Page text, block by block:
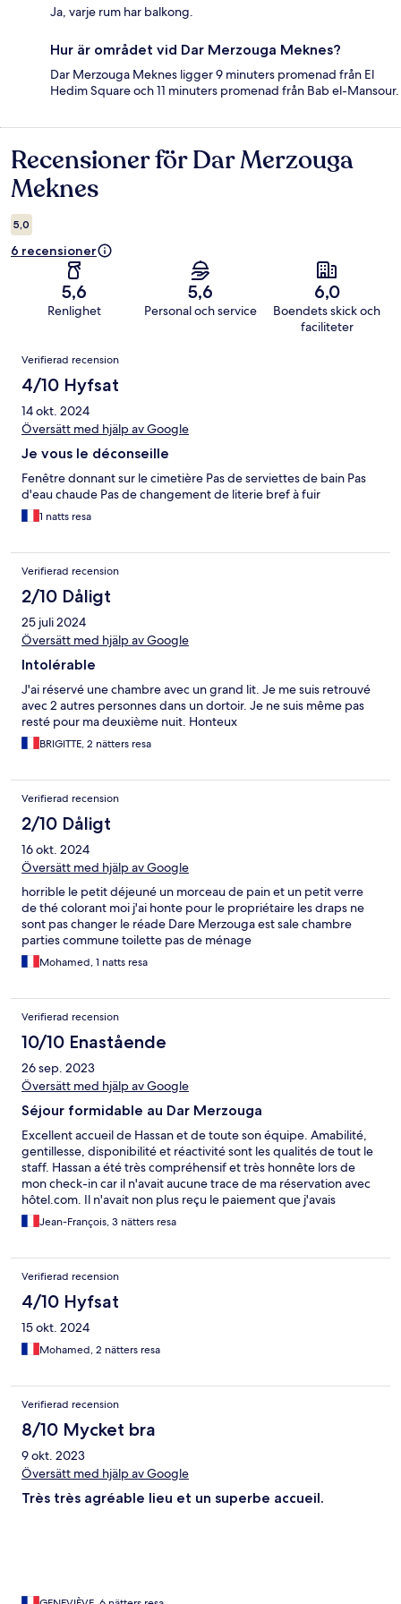
Ja, varje rum har balkong.
Hur är området vid Dar Merzouga Meknes?
Dar Merzouga Meknes ligger 9 minuters promenad från El
Hedim Square och 11 minuters promenad från Bab el-Mansour.
Recensioner
Recensioner för Dar Merzouga
Meknes
5,0
6 recensioner
5,6
Renlighet
5,6
Personal och service
6,0
Boendets skick och
faciliteter
Recensioner
Verifierad recension
4/10 Hyfsat
14 okt. 2024
Översätt med hjälp av Google
Je vous le déconseille
Fenêtre donnant sur le cimetière Pas de serviettes de bain Pas
d'eau chaude Pas de changement de literie bref à fuir
1 natts resa
Verifierad recension
2/10 Dåligt
25 juli 2024
Översätt med hjälp av Google
Intolérable
J'ai réservé une chambre avec un grand lit. Je me suis retrouvé
avec 2 autres personnes dans un dortoir. Je ne suis même pas
resté pour ma deuxième nuit. Honteux
BRIGITTE, 2 nätters resa
Verifierad recension
2/10 Dåligt
16 okt. 2024
Översätt med hjälp av Google
horrible le petit déjeuné un morceau de pain et un petit verre
de thé colorant moi j'ai honte pour le propriétaire les draps ne
sont pas changer le réade Dare Merzouga est sale chambre
parties commune toilette pas de ménage
Mohamed, 1 natts resa
Verifierad recension
10/10 Enastående
26 sep. 2023
Översätt med hjälp av Google
Séjour formidable au Dar Merzouga
Excellent accueil de Hassan et de toute son équipe. Amabilité,
gentillesse, disponibilité et réactivité sont les qualités de tout le
staff. Hassan a été très compréhensif et très honnête lors de
mon check-in car il n'avait aucune trace de ma réservation avec
hôtel.com. Il n'avait non plus reçu le paiement que j'avais
effectué sur le site le 8 Août. Hassan qui dirige l'établissement
attend le virement des 60 euros pour les 3 nuits où je suis
chaleureusement cet hôtel dont la décoration avec zellige est
une merveille.
Jean-François, 3 nätters resa
Verifierad recension
4/10 Hyfsat
15 okt. 2024
Mohamed, 2 nätters resa
Verifierad recension
8/10 Mycket bra
9 okt. 2023
Översätt med hjälp av Google
Très très agréable lieu et un superbe accueil.